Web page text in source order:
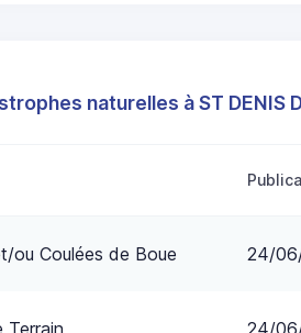
naturelles à ST DENIS
ou Coulées de Boue 24/